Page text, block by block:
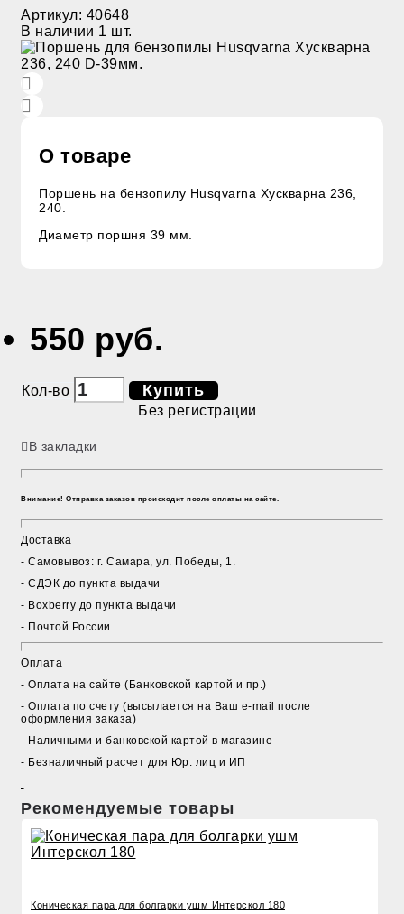
Артикул: 40648
В наличии 1 шт.
О товаре
Поршень на бензопилу Husqvarna Хускварна 236,
240.
Диаметр поршня 39 мм.
550 руб.
Кол-во Купить
Без регистрации
В закладки
Внимание! Отправка заказов происходит после оплаты на сайте.
Доставка
- Cамовывоз: г. Самара, ул. Победы, 1.
- СДЭК до пункта выдачи
- Boxberry до пункта выдачи
- Почтой России
Оплата
- Оплата на сайте (Банковской картой и пр.)
- Оплата по счету (высылается на Ваш e-mail после
оформления заказа)
- Наличными и банковской картой в магазине
- Безналичный расчет для Юр. лиц и ИП
Рекомендуемые товары
Коническая пара для болгарки ушм Интерскол 180